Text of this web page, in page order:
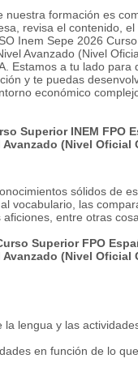
nuestra formación es
revisa el contenido,
Inem Sepe 2026
Avanzado (Nivel
Estamos a tu lado
y te puedas
económico
Superior INEM FPO
(Nivel Oficial
sólidos de
vocabulario, las
entre otras
Superior FPO
(Nivel Oficial
la lengua y las
en función de lo